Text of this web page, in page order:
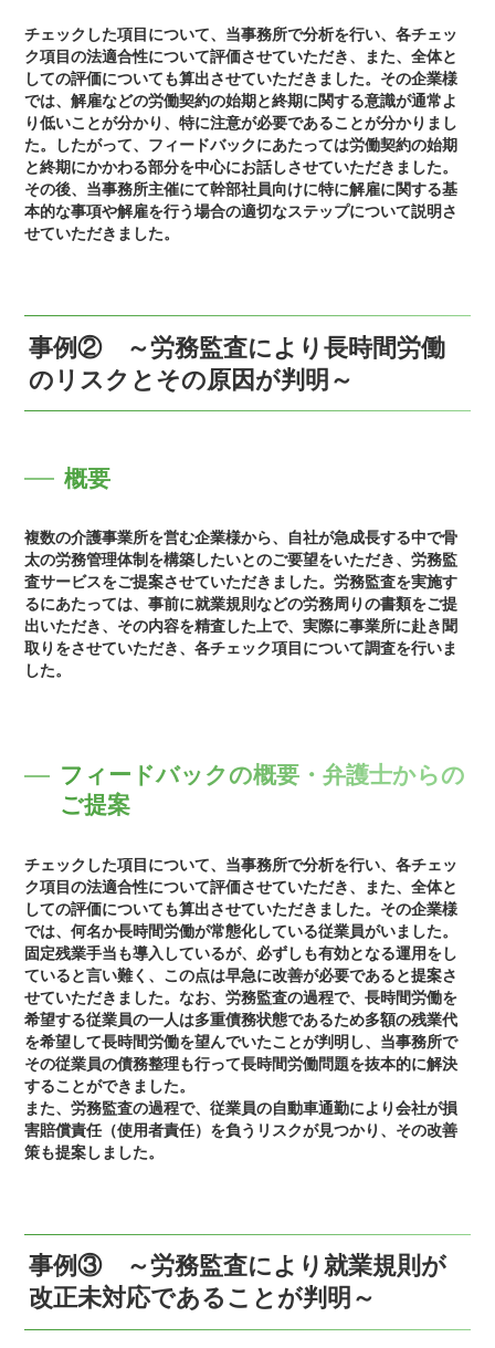
チェックした項目について、当事務所で分析を行い、各チェッ
ク項目の法適合性について評価させていただき、また、全体と
しての評価についても算出させていただきました。その企業様
では、解雇などの労働契約の始期と終期に関する意識が通常よ
り低いことが分かり、特に注意が必要であることが分かりまし
た。したがって、フィードバックにあたっては労働契約の始期
と終期にかかわる部分を中心にお話しさせていただきました。
その後、当事務所主催にて幹部社員向けに特に解雇に関する基
本的な事項や解雇を行う場合の適切なステップについて説明さ
せていただきました。
事例② ～労務監査により長時間労働
のリスクとその原因が判明～
概要
複数の介護事業所を営む企業様から、自社が急成長する中で骨
太の労務管理体制を構築したいとのご要望をいただき、労務監
査サービスをご提案させていただきました。労務監査を実施す
るにあたっては、事前に就業規則などの労務周りの書類をご提
出いただき、その内容を精査した上で、実際に事業所に赴き聞
取りをさせていただき、各チェック項目について調査を行いま
した。
フィードバックの概要・弁護士からの
ご提案
チェックした項目について、当事務所で分析を行い、各チェッ
ク項目の法適合性について評価させていただき、また、全体と
しての評価についても算出させていただきました。その企業様
では、何名か長時間労働が常態化している従業員がいました。
固定残業手当も導入しているが、必ずしも有効となる運用をし
ていると言い難く、この点は早急に改善が必要であると提案さ
せていただきました。なお、労務監査の過程で、長時間労働を
希望する従業員の一人は多重債務状態であるため多額の残業代
を希望して長時間労働を望んでいたことが判明し、当事務所で
その従業員の債務整理も行って長時間労働問題を抜本的に解決
することができました。
また、労務監査の過程で、従業員の自動車通勤により会社が損
害賠償責任（使用者責任）を負うリスクが見つかり、その改善
策も提案しました。
事例③ ～労務監査により就業規則が
改正未対応であることが判明～